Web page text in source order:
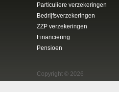
Particuliere verzekeringen
Bedrijfsverzekeringen
ZZP verzekeringen
Financiering
Pensioen
Copyright © 2026